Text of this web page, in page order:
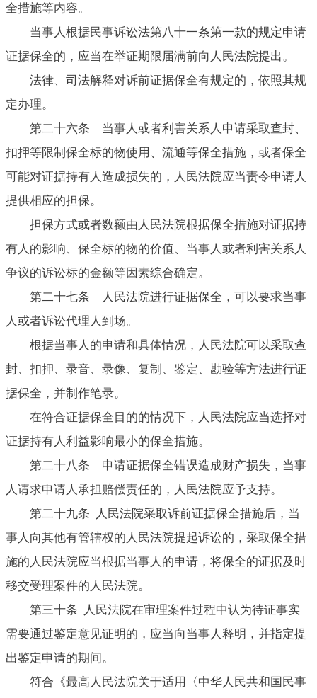
全措施等内容。
当事人根据民事诉讼法第八十一条第一款的规定申请
证据保全的，应当在举证期限届满前向人民法院提出。
法律、司法解释对诉前证据保全有规定的，依照其规
定办理。
第二十六条 当事人或者利害关系人申请采取查封、
扣押等限制保全标的物使用、流通等保全措施，或者保全
可能对证据持有人造成损失的，人民法院应当责令申请人
提供相应的担保。
担保方式或者数额由人民法院根据保全措施对证据持
有人的影响、保全标的物的价值、当事人或者利害关系人
争议的诉讼标的金额等因素综合确定。
第二十七条 人民法院进行证据保全，可以要求当事
人或者诉讼代理人到场。
根据当事人的申请和具体情况，人民法院可以采取查
封、扣押、录音、录像、复制、鉴定、勘验等方法进行证
据保全，并制作笔录。
在符合证据保全目的的情况下，人民法院应当选择对
证据持有人利益影响最小的保全措施。
第二十八条 申请证据保全错误造成财产损失，当事
人请求申请人承担赔偿责任的，人民法院应予支持。
第二十九条 人民法院采取诉前证据保全措施后，当
事人向其他有管辖权的人民法院提起诉讼的，采取保全措
施的人民法院应当根据当事人的申请，将保全的证据及时
移交受理案件的人民法院。
第三十条 人民法院在审理案件过程中认为待证事实
需要通过鉴定意见证明的，应当向当事人释明，并指定提
出鉴定申请的期间。
符合《最高人民法院关于适用〈中华人民共和国民事